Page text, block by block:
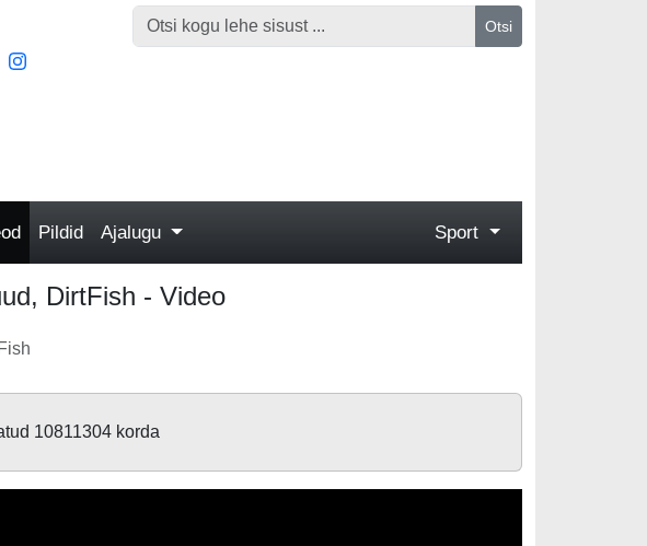
Otsi
Pildid Ajalugu Sport
DirtFish - Video
10811304 korda